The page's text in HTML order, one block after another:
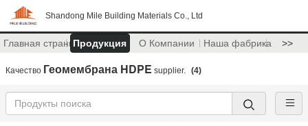
Shandong Mile Building Materials Co., Ltd
Главная страницаПродукция О Компании Наша фабрика >>
Качество Геомембрана HDPE supplier. (4)